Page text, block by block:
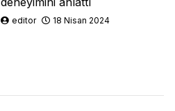
editor 18 Nisan 2024